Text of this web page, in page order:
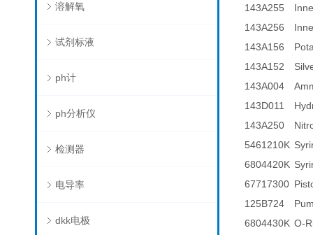
溶解氧
试剂标液
ph计
ph分析仪
检测器
电导率
dkk电极
143A255
143A256
143A156
143A152
143A004
143D011
143A250
5461210K
6804420K
67717300
125B724
6804430K O-